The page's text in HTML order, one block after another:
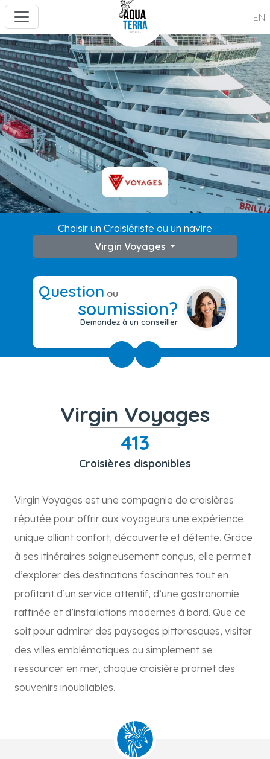
EN
Choisir un Croisiériste ou un navire
Virgin Voyages
Question ou
soumission?
Demandez à un conseiller
Virgin Voyages
413
Croisières disponibles
Virgin Voyages est une compagnie de croisières
réputée pour offrir aux voyageurs une expérience
unique alliant confort, découverte et détente. Grâce
à ses itinéraires soigneusement conçus, elle permet
d’explorer des destinations fascinantes tout en
profitant d’un service attentif, d’une gastronomie
raffinée et d’installations modernes à bord. Que ce
soit pour admirer des paysages pittoresques, visiter
des villes emblématiques ou simplement se
ressourcer en mer, chaque croisière promet des
souvenirs inoubliables.